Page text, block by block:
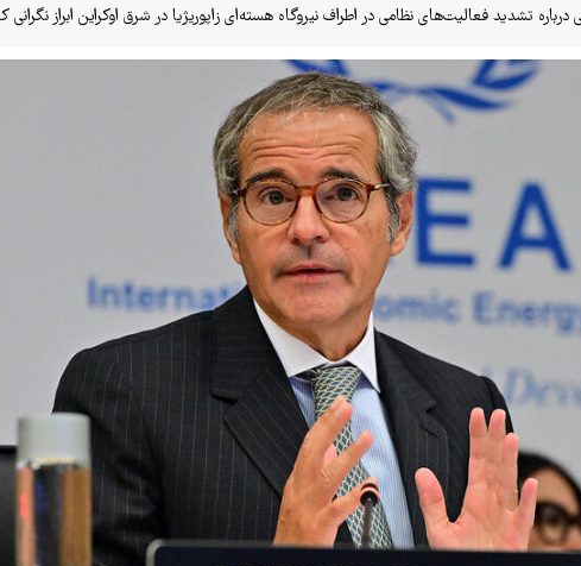
تشدید فعالیت‌های نظامی در اطراف نیروگاه هسته‌ای زاپوریژیا در شرق اوکراین ابراز نگرانی